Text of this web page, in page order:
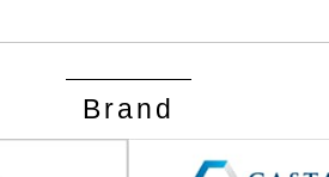
Brand